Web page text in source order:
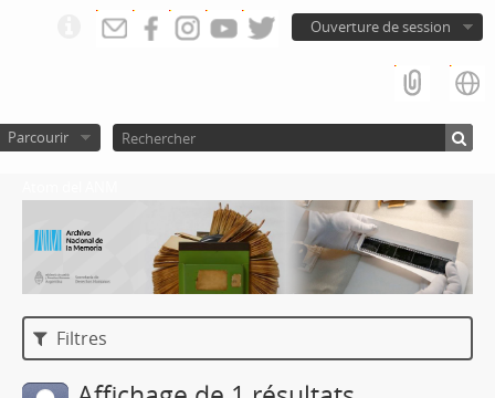
Ouverture de session
Parcourir
Filtres